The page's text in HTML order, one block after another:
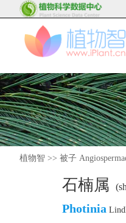
植物智 >> 被子
石楠属
Photinia